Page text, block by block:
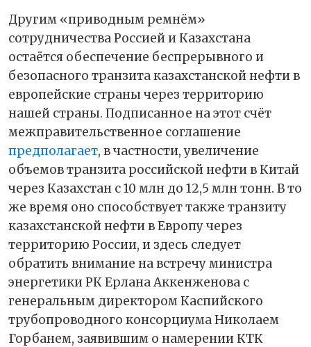
Другим «приводным ремнём»
сотрудничества Россией и Казахстана
остаётся обеспечение беспрерывного и
безопасного транзита казахстанской нефти в
европейские страны через территорию
нашей страны. Подписанное на этот счёт
межправительственное соглашение
предполагает, в частности, увеличение
объемов транзита российской нефти в Китай
через Казахстан с 10 млн до 12,5 млн тонн. В то
же время оно способствует также транзиту
казахстанской нефти в Европу через
территорию России, и здесь следует
обратить внимание на встречу министра
энергетики РК Ерлана Аккенженова с
генеральным директором Каспийского
трубопроводного консорциума Николаем
Горбанем, заявившим о намерении КТК